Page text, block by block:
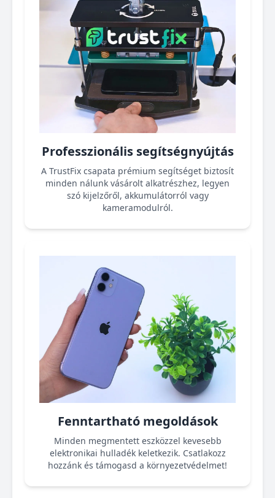
Professzionális segítségnyújtás
A TrustFix csapata prémium segítséget biztosít
minden nálunk vásárolt alkatrészhez, legyen
szó kijelzőről, akkumulátorról vagy
kameramodulról.
Fenntartható megoldások
Minden megmentett eszközzel kevesebb
elektronikai hulladék keletkezik. Csatlakozz
hozzánk és támogasd a környezetvédelmet!